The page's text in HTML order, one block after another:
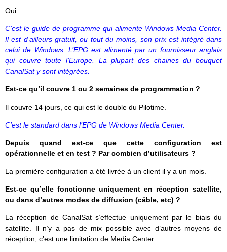
Oui.
C’est le guide de programme qui alimente Windows Media Center.
Il est d’ailleurs gratuit, ou tout du moins, son prix est intégré dans
celui de Windows. L’EPG est alimenté par un fournisseur anglais
qui couvre toute l’Europe. La plupart des chaines du bouquet
CanalSat y sont intégrées.
Est-ce qu’il couvre 1 ou 2 semaines de programmation ?
Il couvre 14 jours, ce qui est le double du Pilotime.
C’est le standard dans l’EPG de Windows Media Center.
Depuis quand est-ce que cette configuration est
opérationnelle et en test ? Par combien d’utilisateurs ?
La première configuration a été livrée à un client il y a un mois.
Est-ce qu’elle fonctionne uniquement en réception satellite,
ou dans d’autres modes de diffusion (câble, etc) ?
La réception de CanalSat s’effectue uniquement par le biais du
satellite. Il n’y a pas de mix possible avec d’autres moyens de
réception, c’est une limitation de Media Center.